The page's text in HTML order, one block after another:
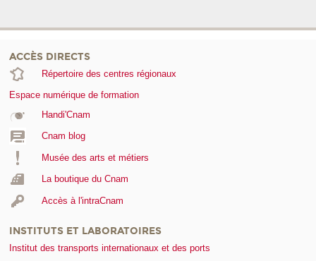
ACCÈS DIRECTS
Répertoire des centres régionaux
Espace numérique de formation
Handi'Cnam
Cnam blog
Musée des arts et métiers
La boutique du Cnam
Accès à l'intraCnam
INSTITUTS ET LABORATOIRES
Institut des transports internationaux et des ports